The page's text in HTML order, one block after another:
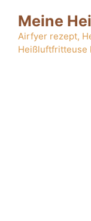
Inhalt
springen
Meine
Airfyer rezept,
Heißluftfritteuse